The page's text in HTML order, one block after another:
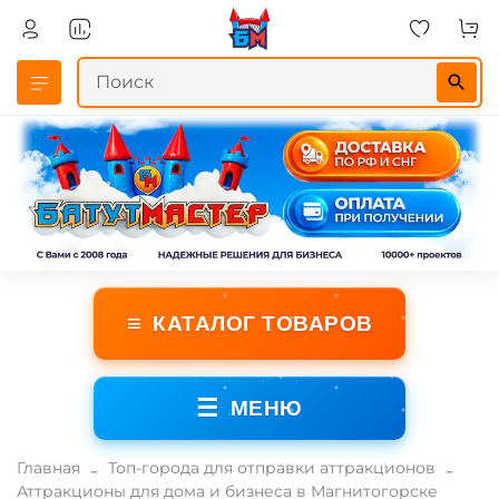
≡ КАТАЛОГ ТОВАРОВ
☰ МЕНЮ
Главная
Топ-города для отправки аттракционов
Аттракционы для дома и бизнеса в Магнитогорске